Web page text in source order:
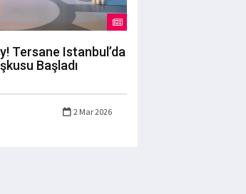
Tersane Istanbul’da
Başladı
2 Mar 2026